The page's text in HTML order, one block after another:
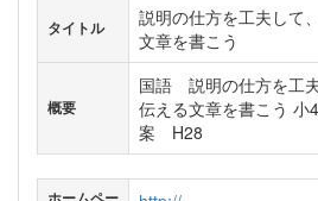
タイトル
説明の仕方を工夫して
文章を書こう
概要
国語 説明の仕方を工
伝える文章を書こう
案 H28